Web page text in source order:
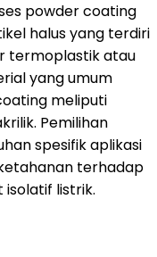
powder coating
halus yang terdiri
termoplastik atau
yang umum
meliputi
Pemilihan
spesifik aplikasi
terhadap
isolatif listrik.